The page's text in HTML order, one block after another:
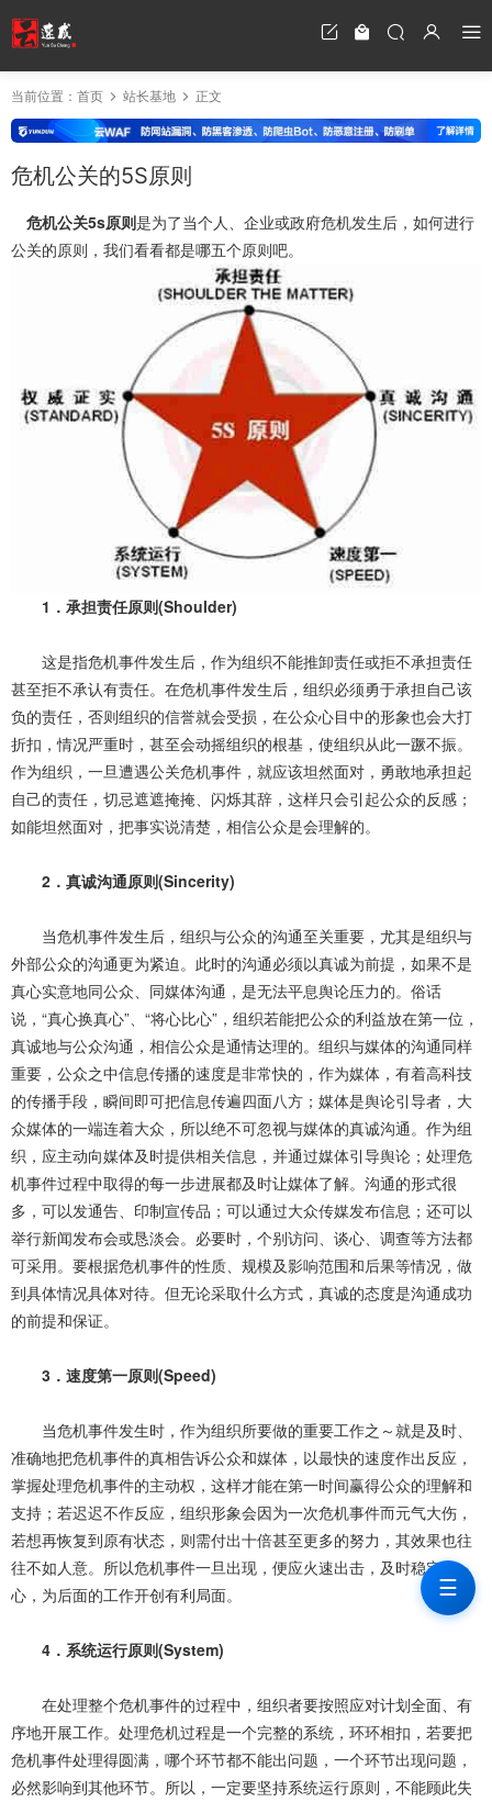
当前位置： 首页 站长基地 正文
危机公关的5S原则
危机公关5s原则是为了当个人、企业或政府危机发生后，如何进行
公关的原则，我们看看都是哪五个原则吧。
1．承担责任原则(Shoulder)
这是指危机事件发生后，作为组织不能推卸责任或拒不承担责任
甚至拒不承认有责任。在危机事件发生后，组织必须勇于承担自己该
负的责任，否则组织的信誉就会受损，在公众心目中的形象也会大打
折扣，情况严重时，甚至会动摇组织的根基，使组织从此一蹶不振。
作为组织，一旦遭遇公关危机事件，就应该坦然面对，勇敢地承担起
自己的责任，切忌遮遮掩掩、闪烁其辞，这样只会引起公众的反感；
如能坦然面对，把事实说清楚，相信公众是会理解的。
2．真诚沟通原则(Sincerity)
当危机事件发生后，组织与公众的沟通至关重要，尤其是组织与
外部公众的沟通更为紧迫。此时的沟通必须以真诚为前提，如果不是
真心实意地同公众、同媒体沟通，是无法平息舆论压力的。俗话
说，“真心换真心”、“将心比心”，组织若能把公众的利益放在第一位，
真诚地与公众沟通，相信公众是通情达理的。组织与媒体的沟通同样
重要，公众之中信息传播的速度是非常快的，作为媒体，有着高科技
的传播手段，瞬间即可把信息传遍四面八方；媒体是舆论引导者，大
众媒体的一端连着大众，所以绝不可忽视与媒体的真诚沟通。作为组
织，应主动向媒体及时提供相关信息，并通过媒体引导舆论；处理危
机事件过程中取得的每一步进展都及时让媒体了解。沟通的形式很
多，可以发通告、印制宣传品；可以通过大众传媒发布信息；还可以
举行新闻发布会或恳淡会。必要时，个别访问、谈心、调查等方法都
可采用。要根据危机事件的性质、规模及影响范围和后果等情况，做
到具体情况具体对待。但无论采取什么方式，真诚的态度是沟通成功
的前提和保证。
3．速度第一原则(Speed)
当危机事件发生时，作为组织所要做的重要工作之～就是及时、
准确地把危机事件的真相告诉公众和媒体，以最快的速度作出反应，
掌握处理危机事件的主动权，这样才能在第一时间赢得公众的理解和
支持；若迟迟不作反应，组织形象会因为一次危机事件而元气大伤，
若想再恢复到原有状态，则需付出十倍甚至更多的努力，其效果也往
往不如人意。所以危机事件一旦出现，便应火速出击，及时稳定人
心，为后面的工作开创有利局面。
4．系统运行原则(System)
在处理整个危机事件的过程中，组织者要按照应对计划全面、有
序地开展工作。处理危机过程是一个完整的系统，环环相扣，若要把
危机事件处理得圆满，哪个环节都不能出问题，一个环节出现问题，
必然影响到其他环节。所以，一定要坚持系统运行原则，不能顾此失
☰